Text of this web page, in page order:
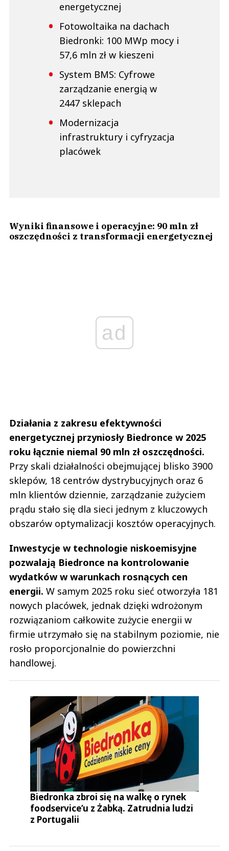
energetycznej
Fotowoltaika na dachach
Biedronki: 100 MWp mocy i
57,6 mln zł w kieszeni
System BMS: Cyfrowe
zarządzanie energią w
2447 sklepach
Modernizacja
infrastruktury i cyfryzacja
placówek
Wyniki finansowe i operacyjne: 90 mln zł
oszczędności z transformacji energetycznej
ad
Działania z zakresu efektywności
energetycznej przyniosły Biedronce w 2025
roku łącznie niemal 90 mln zł oszczędności.
Przy skali działalności obejmującej blisko 3900
sklepów, 18 centrów dystrybucyjnych oraz 6
mln klientów dziennie, zarządzanie zużyciem
prądu stało się dla sieci jednym z kluczowych
obszarów optymalizacji kosztów operacyjnych.
Inwestycje w technologie niskoemisyjne
pozwalają Biedronce na kontrolowanie
wydatków w warunkach rosnących cen
energii. W samym 2025 roku sieć otworzyła 181
nowych placówek, jednak dzięki wdrożonym
rozwiązaniom całkowite zużycie energii w
firmie utrzymało się na stabilnym poziomie, nie
rosło proporcjonalnie do powierzchni
handlowej.
Biedronka zbroi się na walkę o rynek
foodservice’u z Żabką. Zatrudnia ludzi
z Portugalii